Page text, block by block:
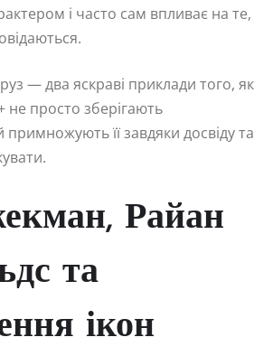
і часто сам впливає на те,
— два яскраві приклади того, як
не просто зберігають
примножують її завдяки досвіду та
Райан
та
ікон